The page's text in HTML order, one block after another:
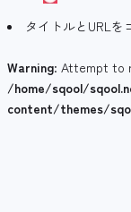
タイトルとURLを
Warning: Attempt to
/home/sqool/
content/themes/